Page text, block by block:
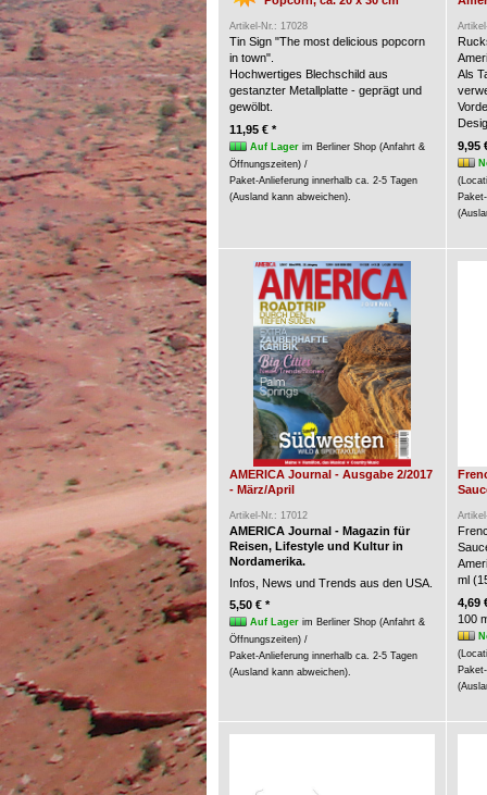
Artikel-Nr.: 17028
Tin Sign "The most delicious popcorn
in town".
Hochwertiges Blechschild aus
gestanzter Metallplatte - geprägt und
gewölbt.
11,95 € *
Auf Lagerim Berliner Shop (Anfahrt &
Öffnungszeiten) /
Paket-Anlieferung innerhalb ca. 2-5 Tagen
(Ausland kann abweichen).
Als
9,95
AMERICA Journal - Ausgabe 2/2017
- März/April
Artikel-Nr.: 17012
AMERICA Journal - Magazin für
Reisen, Lifestyle und Kultur in
Nordamerika.
Infos, News und Trends aus den USA.
5,50 € *
Auf Lagerim Berliner Shop (Anfahrt &
Öffnungszeiten) /
Paket-Anlieferung innerhalb ca. 2-5 Tagen
(Ausland kann abweichen).
ml
4,69
100